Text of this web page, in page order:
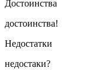
Достоинства
достоинства!
Недостатки
недостаки?